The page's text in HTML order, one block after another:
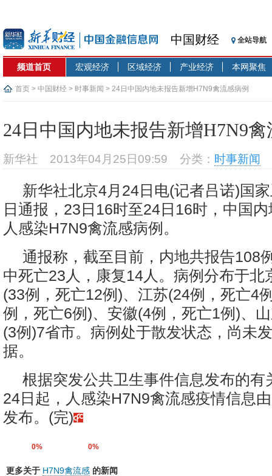
中国财经 全站导航
频道首页 宏观经济 区域经济 产业经济 本网聚焦
首页 > 中国财经 > 时事新闻 > 24日中国内地未报告新增H7N9禽流感病例
24日中国内地未报告新增H7N9
新华社 2013年04月25日09:59 分类： 时事新闻
新华社北京4月24日电(记者吕诺)国
日通报，23日16时至24日16时，中国
人感染H7N9禽流感病例。
通报称，截至目前，内地共报告108
中死亡23人，康复14人。病例分布于北
(33例，死亡12例)、江苏(24例，死亡4
例，死亡6例)、安徽(4例，死亡1例)、
(3例)7省市。病例处于散发状态，尚未
据。
根据突发公共卫生事件信息发布的有
24日起，人感染H7N9禽流感疫情信息
发布。(完)
0% 0%
更多关于 H7N9禽流感 的新闻